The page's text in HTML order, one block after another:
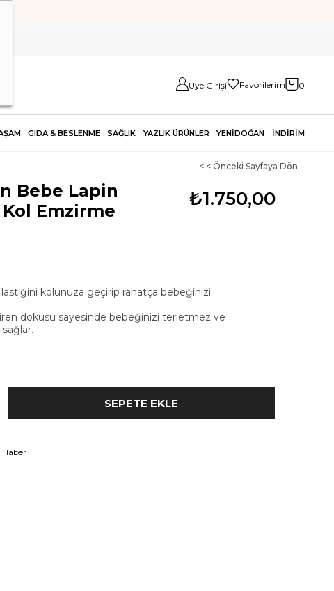
Üye Girişi Favorilerim 0
GIDA & BESLENME SAĞLIK YAZLIK ÜRÜNLER YENİDOĞAN İNDİRİM
< < Önceki Sayfaya Dön
₺1.750,00
Bebe Lapin
Emzirme
lastiğini kolunuza geçirip rahatça bebeğinizi
dokusu sayesinde bebeğinizi terletmez ve